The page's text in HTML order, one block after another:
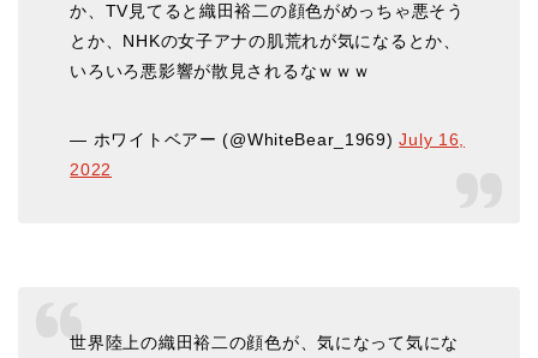
か、TV見てると織田裕二の顔色がめっちゃ悪そう
とか、NHKの女子アナの肌荒れが気になるとか、
いろいろ悪影響が散見されるなｗｗｗ
— ホワイトベアー (@WhiteBear_1969)July 16,
2022
世界陸上の織田裕二の顔色が、気になって気にな